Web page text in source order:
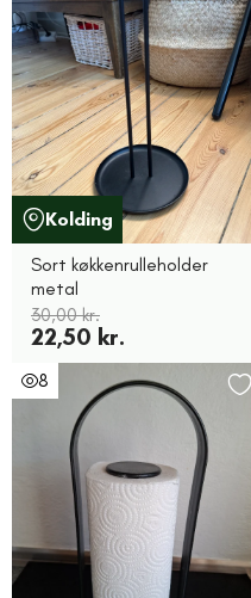
Kolding
Sort køkkenrulleholder
metal
30,00 kr.
22,50 kr.
8